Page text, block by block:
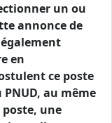
un ou
annonce de
en
ce poste
au même
une